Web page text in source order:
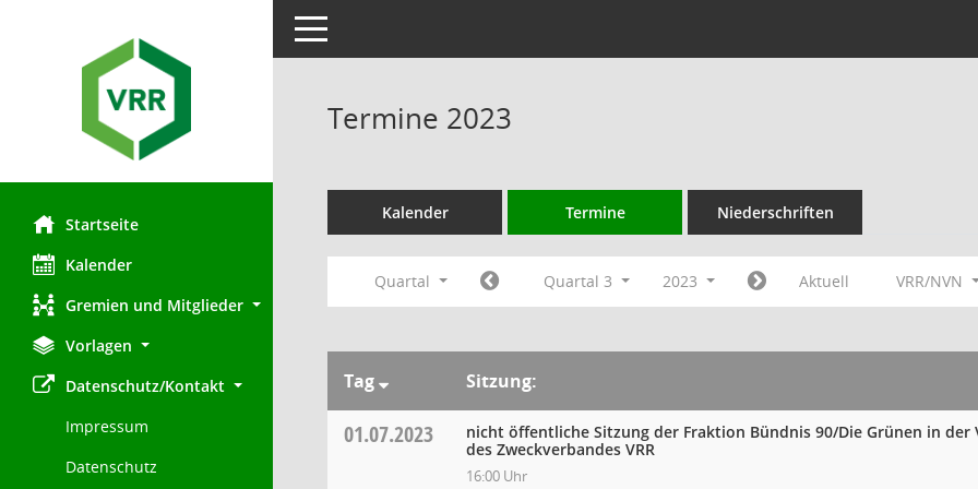
Startseite
Kalender
Gremien und Mitglieder
Vorlagen
Datenschutz/Kontakt
Impressum
Datenschutz
Toggle navigation
Termine 2023
Kalender Termine Niederschriften
Quartal Quartal 3 2023 Aktuell VRR/NVN
Tag Sitzung:
01.07.2023
nicht öffentliche Sitzung der Fraktion Bündnis 90/Die Grünen in der
des Zweckverbandes VRR
16:00 Uhr